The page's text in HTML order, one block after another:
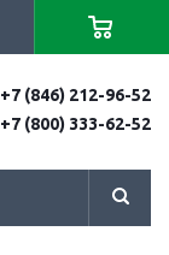
+7 (846) 212-96-52
+7 (800) 333-62-52